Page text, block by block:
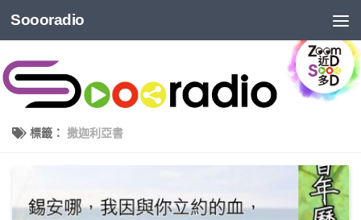
Soooradio
標籤： 撒迦利亞書